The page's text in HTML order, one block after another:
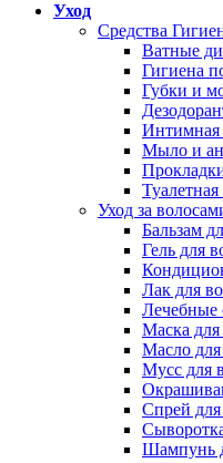
Уход
Средства
Ватные
Гигиена
Губки и
Интимная
Мыло и
Туалетная
Уход за
Бальзам
Гель для
Лак для
Лечебные
Маска для
Масло для
Мусс для
Спрей для
Шампунь